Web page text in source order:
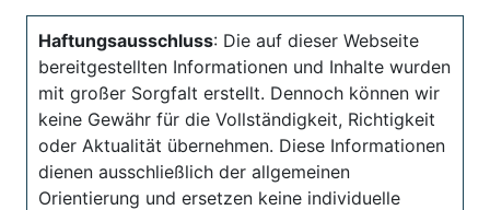
Haftungsausschluss: Die auf dieser Webseite
bereitgestellten Informationen und Inhalte wurden
mit großer Sorgfalt erstellt. Dennoch können wir
keine Gewähr für die Vollständigkeit, Richtigkeit
oder Aktualität übernehmen. Diese Informationen
dienen ausschließlich der allgemeinen
Orientierung und ersetzen keine individuelle